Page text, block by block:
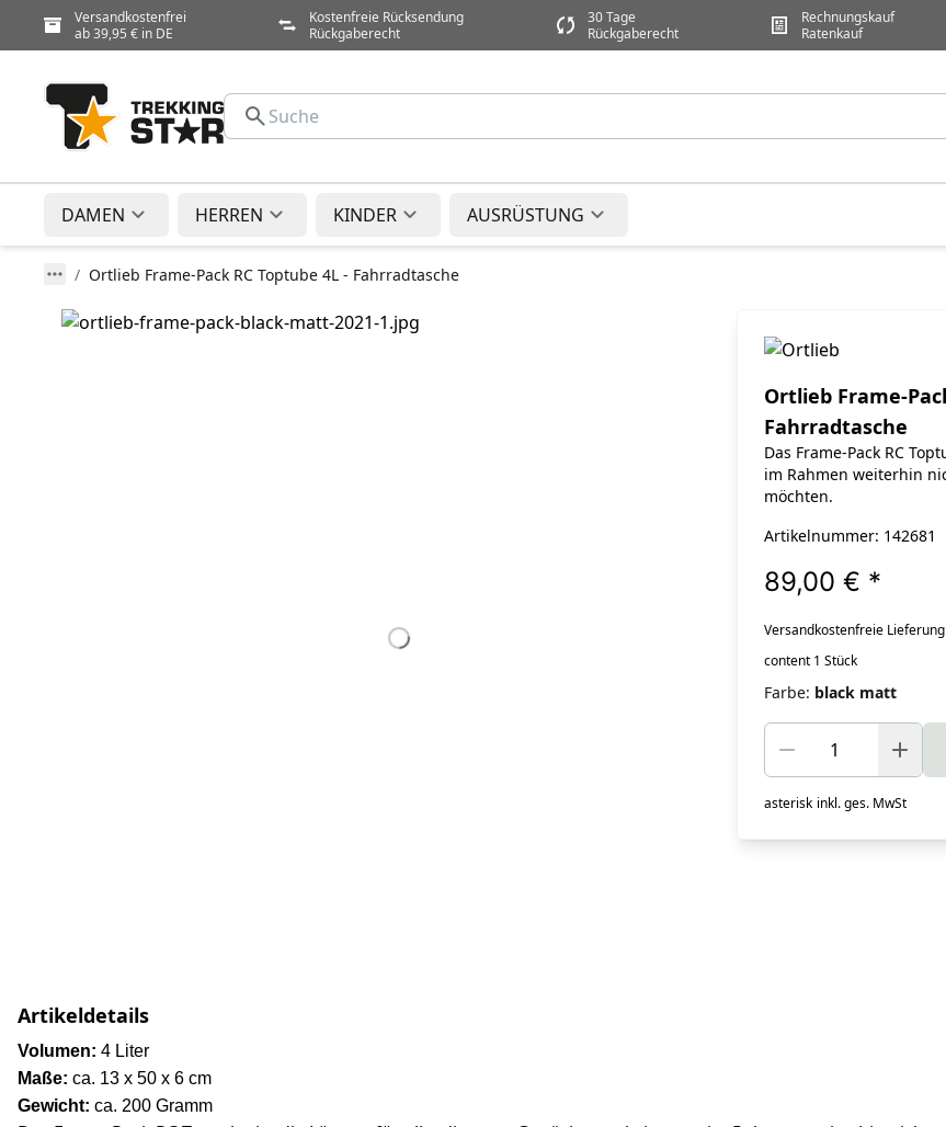
Versandkostenfrei
ab 39,95 € in DE
Kostenfreie Rücksendung
Rückgaberecht
30 Tage
Rückgaberecht
Rechnungskauf
Ratenkauf
DAMEN HERREN KINDER AUSRÜSTUNG
Ortlieb Frame-Pack RC Toptube 4L - Fahrradtasche
Ortlieb Frame-
Fahrradtasche
Das Frame-Pack RC
im Rahmen weiterhin
möchten.
Artikelnummer: 142681
89,00 € *
Versandkostenfreie
content 1 Stück
Farbe: black matt
asterisk inkl. ges. MwSt
Artikeldetails
Volumen: 4 Liter
Maße: ca. 13 x 50 x 6 cm
Gewicht: ca. 200 Gramm